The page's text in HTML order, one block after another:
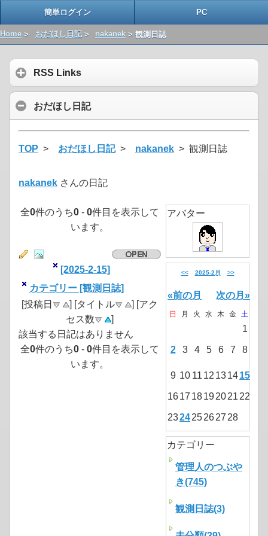
簡単ログイン PC
Home > おだほし日記> nakanek > 観測日誌
RSS Links
おだほし日記
TOP > おだほし日記> nakanek > 観測日誌
nakanek さんの日記
全0件のうち0 - 0件目を表示して
います。
[2025-2-15]
カテゴリー [観測日誌]
[投稿日
] [タイトル
] [アク
セス数
]
該当する日記はありません
全0件のうち0 - 0件目を表示して
います。
アバター
<< 2025-2月 >>
«前の月 次の月»
日 月 火 水 木 金 土
1
2 3 4 5 6 7 8
9 10 11 12 131415
1617 18192021 22
2324252627 28
カテゴリー
管理人のつぶや
き(745)
観測日誌(3)